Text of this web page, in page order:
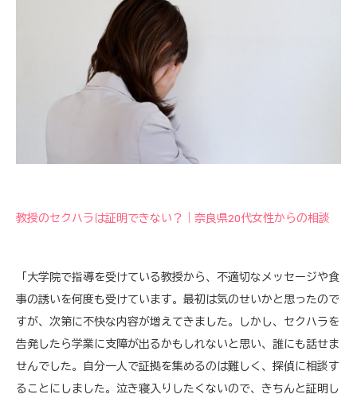
教授のセクハラは証明できない？｜奈良県20代女性からの相談
「大学院で指導を受けている教授から、不適切なメッセージや食
事の誘いを何度も受けています。最初は気のせいかと思ったので
すが、次第に不快な内容が増えてきました。しかし、セクハラを
告発したら学業に支障が出るかもしれないと思い、誰にも話せま
せんでした。自分一人で証拠を集めるのは難しく、探偵に相談す
ることにしました。泣き寝入りしたくないので、きちんと証明し